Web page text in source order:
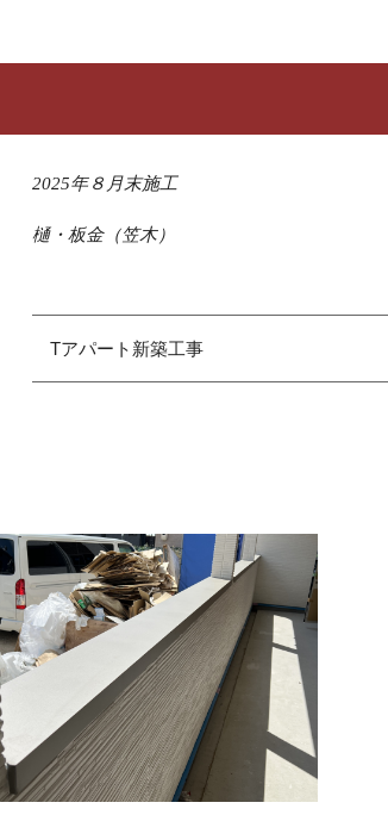
2025年８月末施工
樋・板金（笠木）
Tアパート新築工事